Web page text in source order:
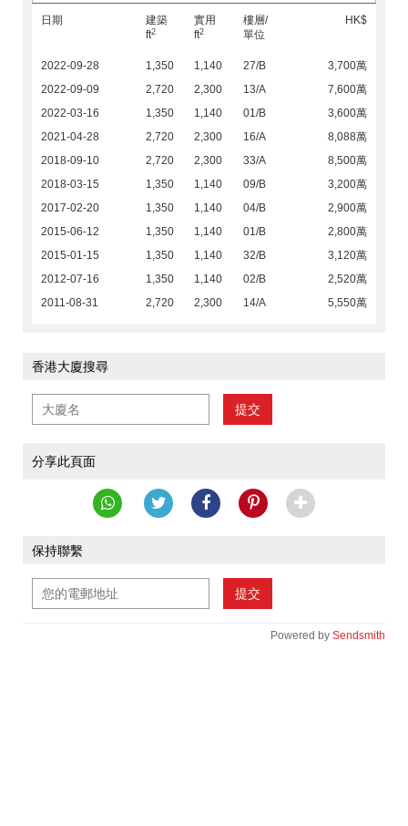
日期
建築
ft2
實用
ft2
樓層/
單位
HK$
2022-09-28 1,350 1,140 27/B
3,700萬
2022-09-09
2,720 2,300 13/A
7,600萬
2022-03-16
1,350 1,140 01/B
3,600萬
2021-04-28
2,720 2,300 16/A
8,088萬
2018-09-10
2,720 2,300 33/A
8,500萬
2018-03-15
1,350 1,140 09/B
3,200萬
2017-02-20
1,350 1,140 04/B
2,900萬
2015-06-12
1,350 1,140 01/B
2,800萬
2015-01-15
1,350 1,140 32/B
3,120萬
2012-07-16
1,350 1,140 02/B
2,520萬
2011-08-31
2,720 2,300 14/A 5,550萬
香港大廈搜尋
提交
分享此頁面
保持聯繫
提交
Powered by Sendsmith